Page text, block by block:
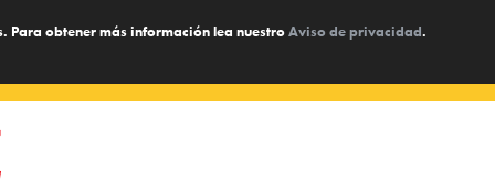
Para obtener más información lea nuestroAviso de privacidad.